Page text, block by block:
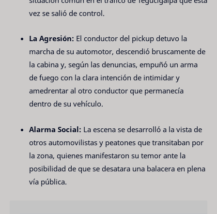
vez se salió de control.
La Agresión: El conductor del pickup detuvo la
marcha de su automotor, descendió bruscamente de
la cabina y, según las denuncias, empuñó un arma
de fuego con la clara intención de intimidar y
amedrentar al otro conductor que permanecía
dentro de su vehículo.
Alarma Social: La escena se desarrolló a la vista de
otros automovilistas y peatones que transitaban por
la zona, quienes manifestaron su temor ante la
posibilidad de que se desatara una balacera en plena
vía pública.